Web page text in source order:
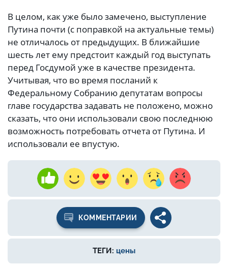
В целом, как уже было замечено, выступление
Путина почти (с поправкой на актуальные темы)
не отличалось от предыдущих. В ближайшие
шесть лет ему предстоит каждый год выступать
перед Госдумой уже в качестве президента.
Учитывая, что во время посланий к
Федеральному Собранию депутатам вопросы
главе государства задавать не положено, можно
сказать, что они использовали свою последнюю
возможность потребовать отчета от Путина. И
использовали ее впустую.
КОММЕНТАРИИ
ТЕГИ: цены